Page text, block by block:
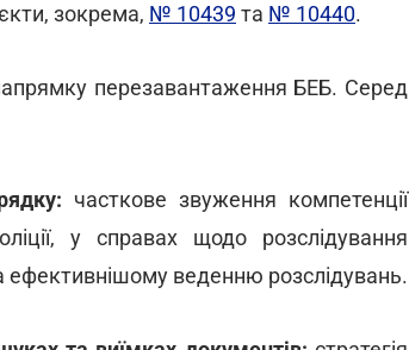
зокрема, № 10439 та № 10440.
перезавантаження БЕБ. Серед
часткове звуження компетенції
у справах щодо розслідування
ефективнішому веденню розслідувань.